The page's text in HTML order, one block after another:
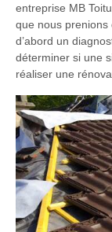
entreprise MB
que nous prenions
d’abord un
déterminer si une
réaliser une